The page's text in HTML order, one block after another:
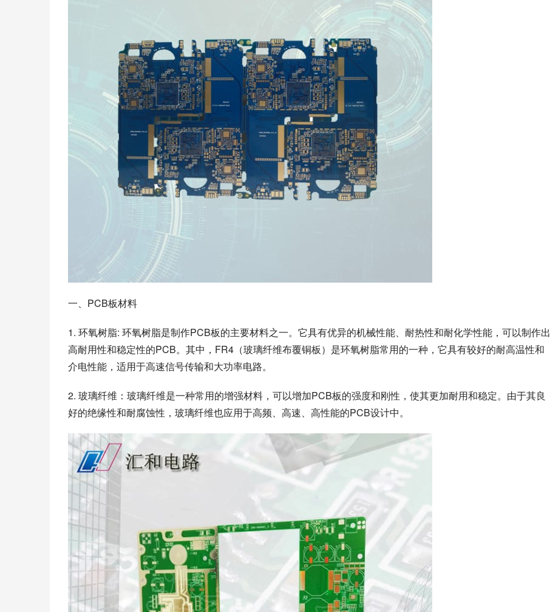
一、PCB板材料
1. 环氧树脂: 环氧树脂是制作PCB板的主要材料之一。它具有优异的机械性能、耐热性和耐化学性能，可以制作出
高耐用性和稳定性的PCB。其中，FR4（玻璃纤维布覆铜板）是环氧树脂常用的一种，它具有较好的耐高温性和
介电性能，适用于高速信号传输和大功率电路。
2. 玻璃纤维：玻璃纤维是一种常用的增强材料，可以增加PCB板的强度和刚性，使其更加耐用和稳定。由于其良
好的绝缘性和耐腐蚀性，玻璃纤维也应用于高频、高速、高性能的PCB设计中。